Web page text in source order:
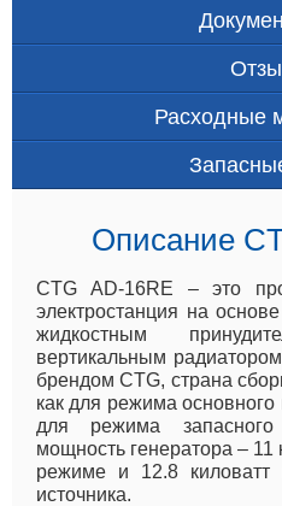
Расходные
Описание
CTG AD-16RE – это
электростанция на
жидкостным
вертикальным
брендом CTG, страна
как для режима основного
для режима запасного
мощность генератора –
режиме и 12.8 киловатт
источника.